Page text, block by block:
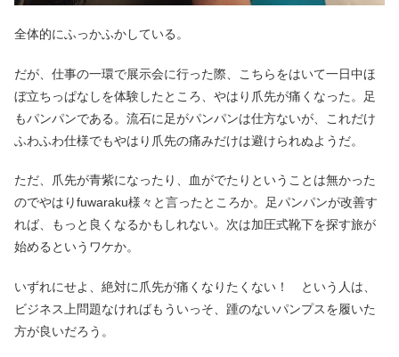
全体的にふっかふかしている。
だが、仕事の一環で展示会に行った際、こちらをはいて一日中ほ
ぼ立ちっぱなしを体験したところ、やはり爪先が痛くなった。足
もパンパンである。流石に足がパンパンは仕方ないが、これだけ
ふわふわ仕様でもやはり爪先の痛みだけは避けられぬようだ。
ただ、爪先が青紫になったり、血がでたりということは無かった
のでやはりfuwaraku様々と言ったところか。足パンパンが改善す
れば、もっと良くなるかもしれない。次は加圧式靴下を探す旅が
始めるというワケか。
いずれにせよ、絶対に爪先が痛くなりたくない！ という人は、
ビジネス上問題なければもういっそ、踵のないパンプスを履いた
方が良いだろう。